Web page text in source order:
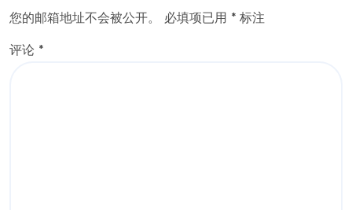
您的邮箱地址不会被公开。 必填项已用 * 标注
评论 *